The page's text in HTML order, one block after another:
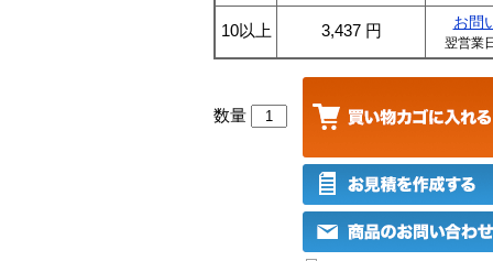
10以上 3,437 円 お問
翌営業
数量